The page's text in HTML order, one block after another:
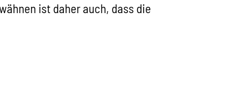
ist daher auch, dass die